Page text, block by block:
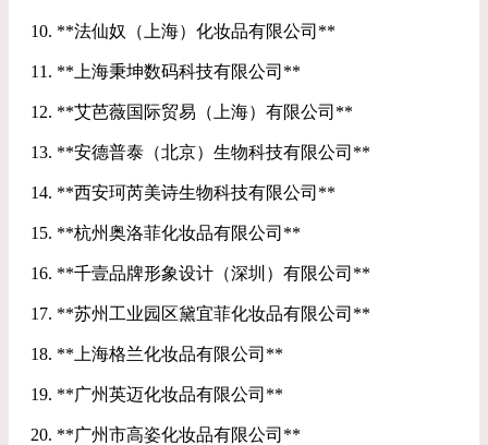
10. **法仙奴（上海）化妆品有限公司**
11. **上海秉坤数码科技有限公司**
12. **艾芭薇国际贸易（上海）有限公司**
13. **安德普泰（北京）生物科技有限公司**
14. **西安珂芮美诗生物科技有限公司**
15. **杭州奥洛菲化妆品有限公司**
16. **千壹品牌形象设计（深圳）有限公司**
17. **苏州工业园区黛宜菲化妆品有限公司**
18. **上海格兰化妆品有限公司**
19. **广州英迈化妆品有限公司**
20. **广州市高姿化妆品有限公司**